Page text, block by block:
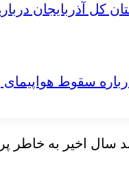
کل آذربایجان
سقوط هواپیمای
سال اخیر به خاطر